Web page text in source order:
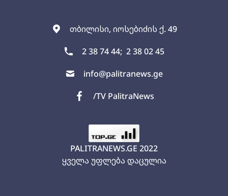
თბილისი, იოსებიძის ქ. 49
2 38 74 44; 2 38 02 45
info@palitranews.ge
/TV PalitraNews
PALITRANEWS.GE 2022
ყველა უფლება დაცულია